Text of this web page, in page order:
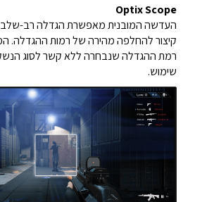
Optix Scope
העדשה המובנית מאפשרת הגדלה רב-
קיצור להחלפה מהירה של רמות ההגדלה.
רמת ההגדלה שנבחרה ללא קשר לסוג
שימוש.